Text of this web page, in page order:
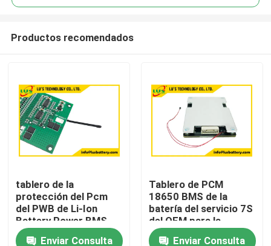
Hogar
Productos recomendados
tablero de la
protección del Pcm
del PWB de Li-Ion
Battery Power BMS
del litio de 10S 36V
Enviar Consulta
Tablero de PCM
18650 BMS de la
batería del servicio 7S
del OEM para la
batería de iones de
Enviar Consulta